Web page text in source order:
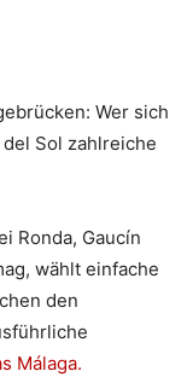
Wer sich
Sol zahlreiche
Ronda, Gaucín
wählt einfache
den
Málaga.